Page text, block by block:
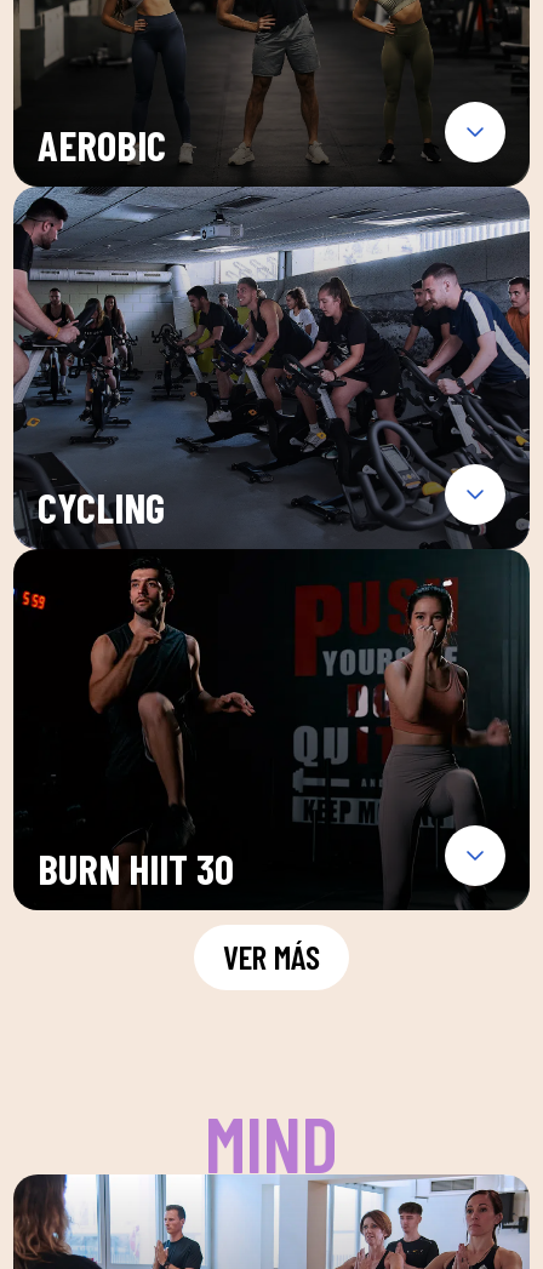
AEROBIC
CYCLING
BURN HIIT 30
VER MÁS
MIND